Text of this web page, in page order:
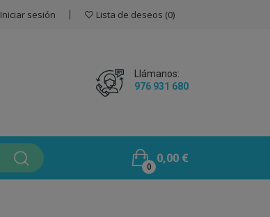
Iniciar sesión Lista de deseos 0
Llámanos:
976 931 680
0,00 €
0